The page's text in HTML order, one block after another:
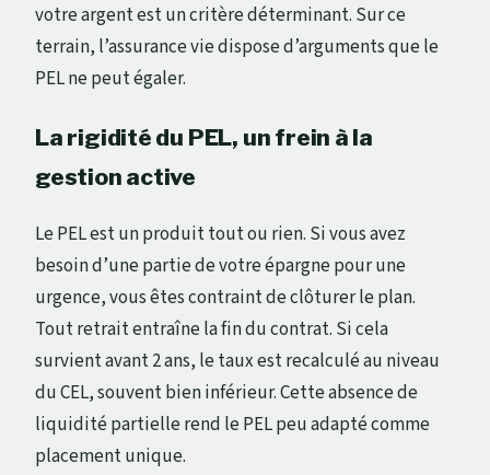
votre argent est un critère déterminant. Sur ce
terrain, l’assurance vie dispose d’arguments que le
PEL ne peut égaler.
La rigidité du PEL, un frein à la
gestion active
Le PEL est un produit tout ou rien. Si vous avez
besoin d’une partie de votre épargne pour une
urgence, vous êtes contraint de clôturer le plan.
Tout retrait entraîne la fin du contrat. Si cela
survient avant 2 ans, le taux est recalculé au niveau
du CEL, souvent bien inférieur. Cette absence de
liquidité partielle rend le PEL peu adapté comme
placement unique.